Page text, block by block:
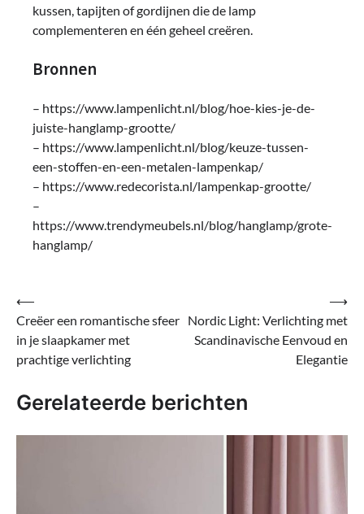
kussen, tapijten of gordijnen die de lamp
complementeren en één geheel creëren.
Bronnen
– https://www.lampenlicht.nl/blog/hoe-kies-je-de-
juiste-hanglamp-grootte/
– https://www.lampenlicht.nl/blog/keuze-tussen-
een-stoffen-en-een-metalen-lampenkap/
– https://www.redecorista.nl/lampenkap-grootte/
–
https://www.trendymeubels.nl/blog/hanglamp/grote-
hanglamp/
Bericht
navigatie
⟵
Creëer een romantische sfeer
in je slaapkamer met
prachtige verlichting
Nordic Light: Verlichting met
Scandinavische Eenvoud en
Elegantie
⟶
Gerelateerde berichten